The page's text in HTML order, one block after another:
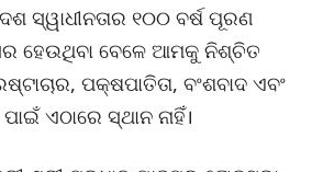
ସ୍ୱାଧୀନତାର ୧୦୦ ବର୍ଷ ପୂରଣ
ହେଉଥିବା ବେଳେ ଆମକୁ ନିଶ୍ଚିତ
ପକ୍ଷପାତିତା, ବଂଶବାଦ ଏବଂ
ଏଠାରେ ସ୍ଥାନ ନାହିଁ।